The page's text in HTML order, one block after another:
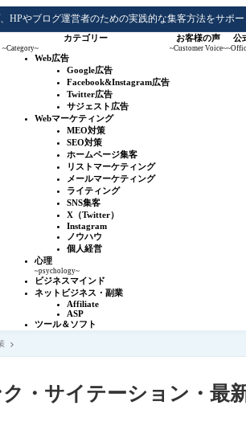
やブログ運営者のための実践的な集客方法をサポー
カテゴリー
~Category~
Web広告
Google広告
Facebook&Instagram広告
Twitter広告
サジェスト広告
Webマーケティング
MEO対策
SEO対策
ホームページ集客
リストマーケティング
メールマーケティング
ライティング
SNS集客
X（Twitter）
Instagram
ノウハウ
個人経営
心理
~psychology~
ビジネスマインド
ネットビジネス・副業
Affiliate
ASP
ツール＆ソフト
お客様の声
~Customer Voice~
公
・サイテーション・最